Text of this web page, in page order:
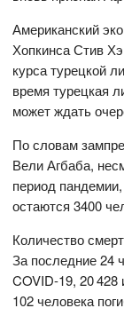
Американский
Хопкинса Стив
курса турецкой
время турецкая
может ждать
По словам
Вели Агбаба,
период
остаются 3400
Количество
За последние 24
COVID-19, 20 428
102 человека